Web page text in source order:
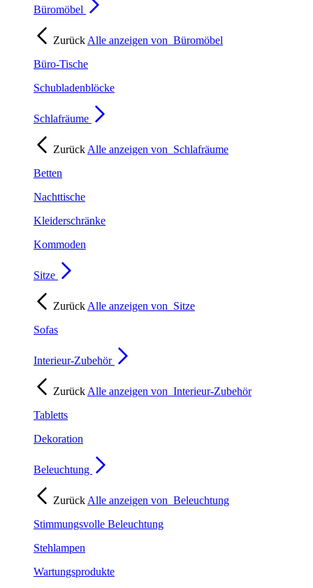
Büromöbel
Zurück Alle anzeigen von Büromöbel
Büro-Tische
Schubladenblöcke
Schlafräume
Zurück Alle anzeigen von Schlafräume
Betten
Nachttische
Kleiderschränke
Kommoden
Sitze
Zurück Alle anzeigen von Sitze
Sofas
Interieur-Zubehör
Zurück Alle anzeigen von Interieur-Zubehör
Tabletts
Dekoration
Beleuchtung
Zurück Alle anzeigen von Beleuchtung
Stimmungsvolle Beleuchtung
Stehlampen
Wartungsprodukte